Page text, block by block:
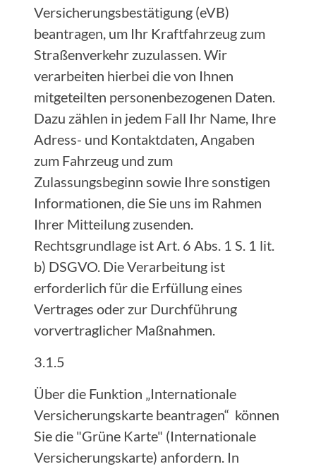
Versicherungsbestätigung (eVB)
beantragen, um Ihr Kraftfahrzeug zum
Straßenverkehr zuzulassen. Wir
verarbeiten hierbei die von Ihnen
mitgeteilten personenbezogenen Daten.
Dazu zählen in jedem Fall Ihr Name, Ihre
Adress- und Kontaktdaten, Angaben
zum Fahrzeug und zum
Zulassungsbeginn sowie Ihre sonstigen
Informationen, die Sie uns im Rahmen
Ihrer Mitteilung zusenden.
Rechtsgrundlage ist Art. 6 Abs. 1 S. 1 lit.
b) DSGVO. Die Verarbeitung ist
erforderlich für die Erfüllung eines
Vertrages oder zur Durchführung
vorvertraglicher Maßnahmen.
3.1.5
Über die Funktion „Internationale
Versicherungskarte beantragen“ können
Sie die "Grüne Karte" (Internationale
Versicherungskarte) anfordern. In